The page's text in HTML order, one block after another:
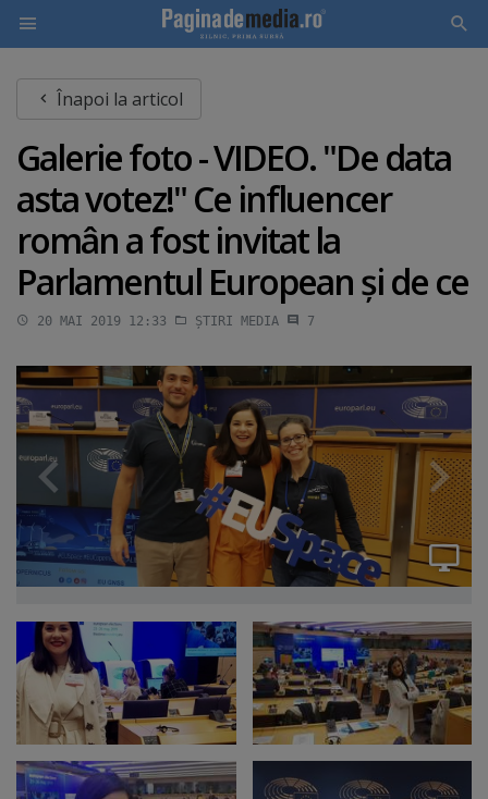
main
content
Înapoi la articol
Galerie foto - VIDEO. "De data
asta votez!" Ce influencer
român a fost invitat la
Parlamentul European şi de ce
20 MAI 2019 12:33 ȘTIRI MEDIA 7